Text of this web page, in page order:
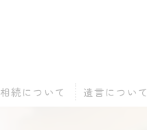
相続について 遺言について